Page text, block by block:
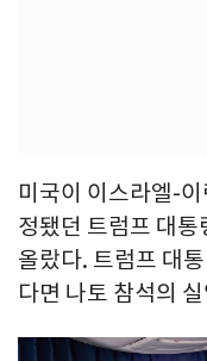
미국이 이스라엘-
정됐던 트럼프 대통
올랐다. 트럼프 대
다면 나토 참석의